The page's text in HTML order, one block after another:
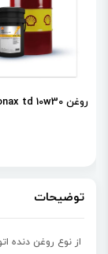
روغن shell donax td 10w30
توضیحات